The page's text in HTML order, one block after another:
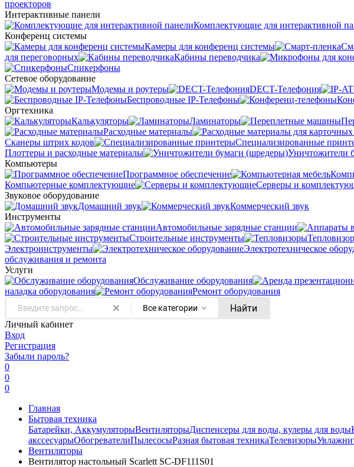
проекторов
Интерактивные панели
Комплектующие для интерактивной
Конференц системы
Камеры для конференц системы
для переговорных
Кабины переводчика
Спикерфоны
Сетевое оборудование
Модемы и роутеры
DECT-Телефония
Беспроводные IP-Телефоны
Оргтехника
Калькуляторы
Ламинаторы
Расходные материалы
Сканеры штрих кодов
Специализированные
Плоттеры и расходные материалы
Уничтожители
Компьютеры
Программное обеспечение
Компьютерные комплектующие
Серверы и
Звуковое оборудование
Домашний звук
Коммерческий звук
Инструменты
Автомобильные зарядные станции
Строительные инструменты
Электроинструменты
Электротехническое
обслуживания и ремонта
Услуги
Oбслуживание оборудования
наладка оборудования
Ремонт оборудования
Все категории Найти
Личный кабинет
Вход
Регистрация
Забыли пароль?
0
0
0
Главная
Бытовая техника
Батарейки, АккумуляторыВентиляторыДиспенсеры для воды, кулеры для воды
акссесуарыОбогревателиПылесосыРазная бытовая техникаТелевизоры
Вентиляторы
Вентилятор настольный Scarlett SC-DF111S01